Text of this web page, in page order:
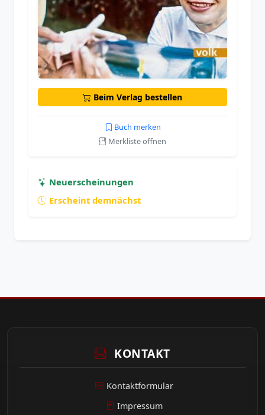
Beim Verlag bestellen
Buch merken
Merkliste öffnen
Neuerscheinungen
Erscheint demnächst
KONTAKT
Kontaktformular
Impressum